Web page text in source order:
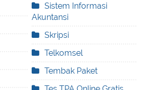
Sistem Informasi
Akuntansi
Skripsi
Telkomsel
Tembak Paket